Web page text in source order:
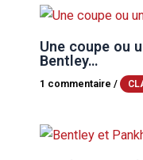
Une coupe ou
Bentley…
1 commentaire /